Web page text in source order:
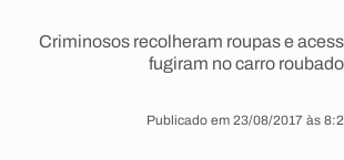
Criminosos recolheram roupas e
fugiram no carro
Publicado em 23/08/2017 às